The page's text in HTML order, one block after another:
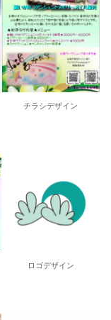
チラシデザイン
ロゴデザイン